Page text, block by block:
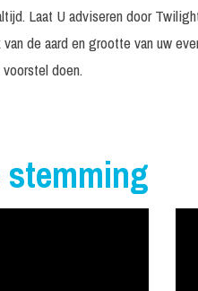
Laat U adviseren door
de aard en grootte van uw
doen.